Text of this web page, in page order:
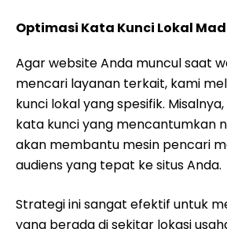
Optimasi Kata Kunci Lokal
Agar website Anda muncul saat
mencari layanan terkait, kami
kunci lokal yang spesifik.
kata kunci yang mencantumkan
akan membantu mesin pencari
audiens yang tepat ke situs Anda.
Strategi ini sangat efektif untuk
yang berada di sekitar lokasi